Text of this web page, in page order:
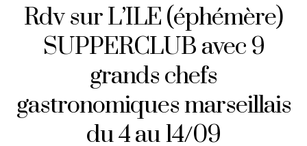
Rdv sur L’ILE (éphémère)
SUPPERCLUB avec 9
grands chefs
gastronomiques marseillais
du 4 au 14/09